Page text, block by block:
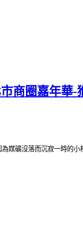
市商圈嘉年華-
媒礦沒落而沉寂一時的